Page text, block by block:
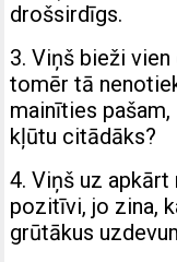
drošsirdīgs.
3. Viņš bieži
tomēr tā
mainīties
kļūtu citādāks?
4. Viņš uz
pozitīvi, jo zina,
grūtākus